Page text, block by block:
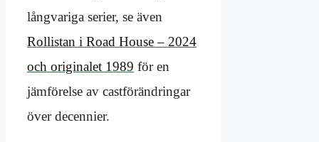
långvariga serier, se även
Rollistan i Road House – 2024
och originalet 1989 för en
jämförelse av castförändringar
över decennier.